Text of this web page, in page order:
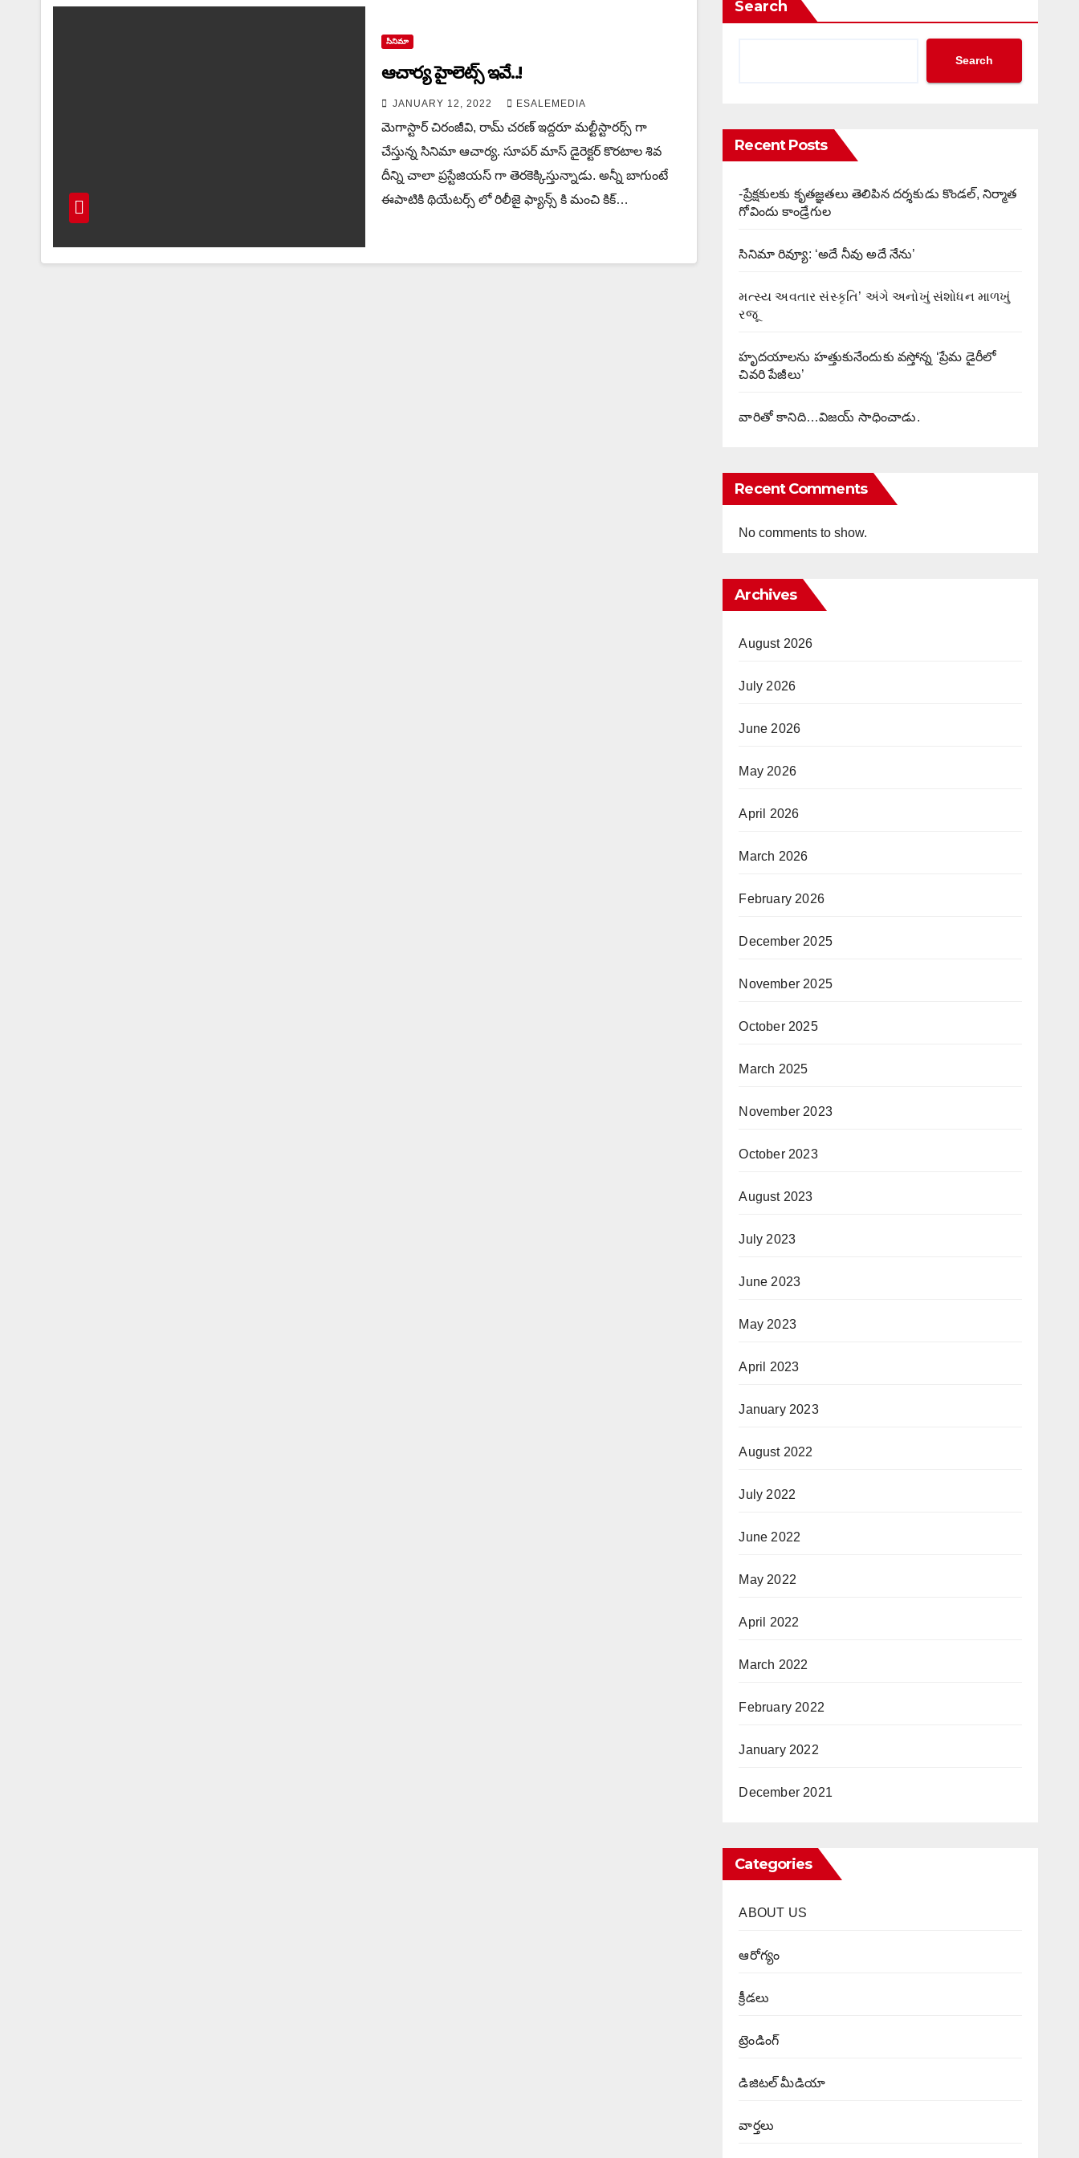
సినిమా
ఆచార్య హైలెట్స్ ఇవే..!
JANUARY 12, 2022 ESALEMEDIA
మెగాస్టార్ చిరంజీవి, రామ్ చరణ్ ఇద్దరూ మల్టీస్టారర్స్ గా
చేస్తున్న సినిమా ఆచార్య. సూపర్ మాస్ డైరెక్టర్ కొరటాల శివ
దీన్ని చాలా ప్రస్టేజియస్ గా తెరకెక్కిస్తున్నాడు. అన్నీ బాగుంటే
ఈపాటికి థియేటర్స్ లో రిలీజై ఫ్యాన్స్ కి మంచి కిక్…
Search
Search
Recent Posts
-ప్రేక్షకులకు కృతజ్ఞతలు తెలిపిన దర్శకుడు కొండల్, నిర్మాత
గోవిందు కాండ్రేగుల
సినిమా రివ్యూ: ‘అదే నీవు అదే నేను’
મત્સ્ય અવતાર સંસ્કૃતિ’ અંગે અનોખું સંશોધન માળખું
રજૂ
హృదయాలను హత్తుకునేందుకు వస్తోన్న ‘ప్రేమ డైరీలో
చివరి పేజీలు’
వారితో కానిది…విజయ్ సాధించాడు.
Recent Comments
No comments to show.
Archives
August 2026
July 2026
June 2026
May 2026
April 2026
March 2026
February 2026
December 2025
November 2025
October 2025
March 2025
November 2023
October 2023
August 2023
July 2023
June 2023
May 2023
April 2023
January 2023
August 2022
July 2022
June 2022
May 2022
April 2022
March 2022
February 2022
January 2022
December 2021
Categories
ABOUT US
ఆరోగ్యం
క్రీడలు
ట్రెండింగ్
డిజిటల్ మీడియా
వార్త‌లు